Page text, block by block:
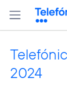
2024